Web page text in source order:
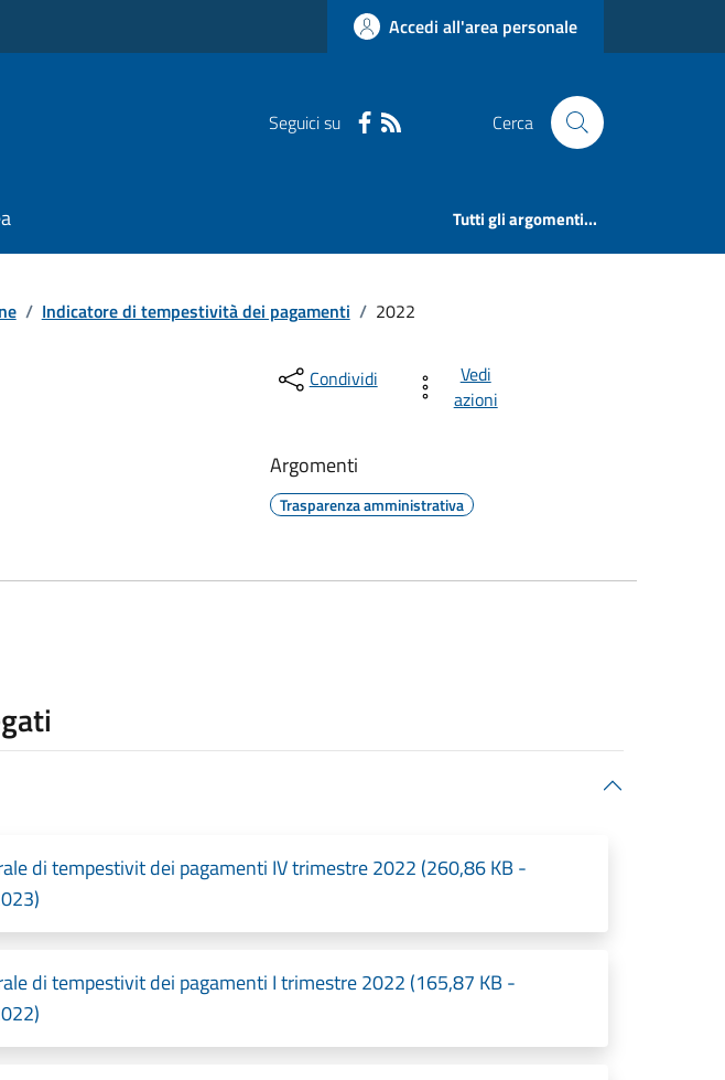
Accedi all'area personale
Seguici su Cerca
Tutti gli argomenti...
/ Indicatore di tempestività dei pagamenti / 2022
Condividi
Vedi
azioni
Argomenti
Trasparenza amministrativa
di tempestivit dei pagamenti IV trimestre 2022 (260,86 KB -
di tempestivit dei pagamenti I trimestre 2022 (165,87 KB -